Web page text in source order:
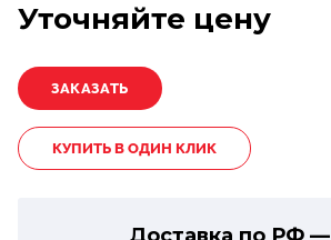
Уточняйте цену
КУПИТЬ В ОДИН КЛИК